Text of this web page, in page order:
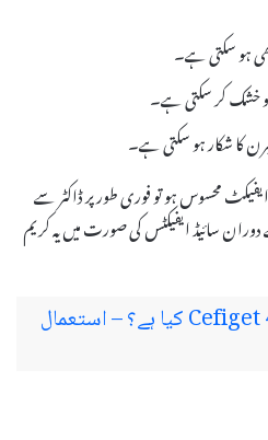
ہو سکتی ہے۔
خشک کر سکتی ہے۔
کا شکار ہو سکتی ہے۔
محسوس ہو تو فوری طور پر ڈاکٹر سے
سائیڈ ایفیکٹس کی صورت میں یہ کریم
Cefiget 400mg کیا ہے؟ – استعمال